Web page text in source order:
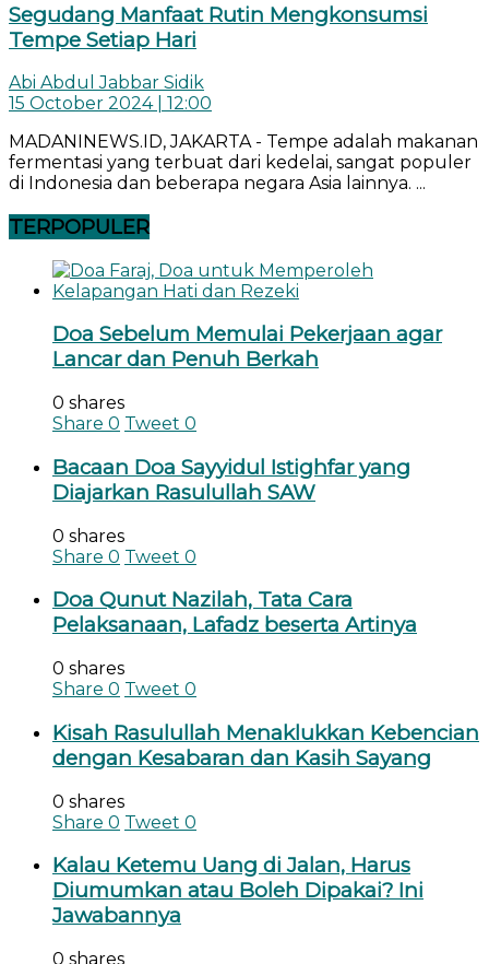
Segudang Manfaat Rutin Mengkonsumsi
Tempe Setiap Hari
Abi Abdul Jabbar Sidik
15 October 2024 | 12:00
MADANINEWS.ID, JAKARTA - Tempe adalah makanan
fermentasi yang terbuat dari kedelai, sangat populer
di Indonesia dan beberapa negara Asia lainnya. ...
TERPOPULER
Doa Sebelum Memulai Pekerjaan agar
Lancar dan Penuh Berkah
0 shares
Share 0 Tweet 0
Bacaan Doa Sayyidul Istighfar yang
Diajarkan Rasulullah SAW
0 shares
Share 0 Tweet 0
Doa Qunut Nazilah, Tata Cara
Pelaksanaan, Lafadz beserta Artinya
0 shares
Share 0 Tweet 0
Kisah Rasulullah Menaklukkan Kebencian
dengan Kesabaran dan Kasih Sayang
0 shares
Share 0 Tweet 0
Kalau Ketemu Uang di Jalan, Harus
Diumumkan atau Boleh Dipakai? Ini
Jawabannya
0 shares